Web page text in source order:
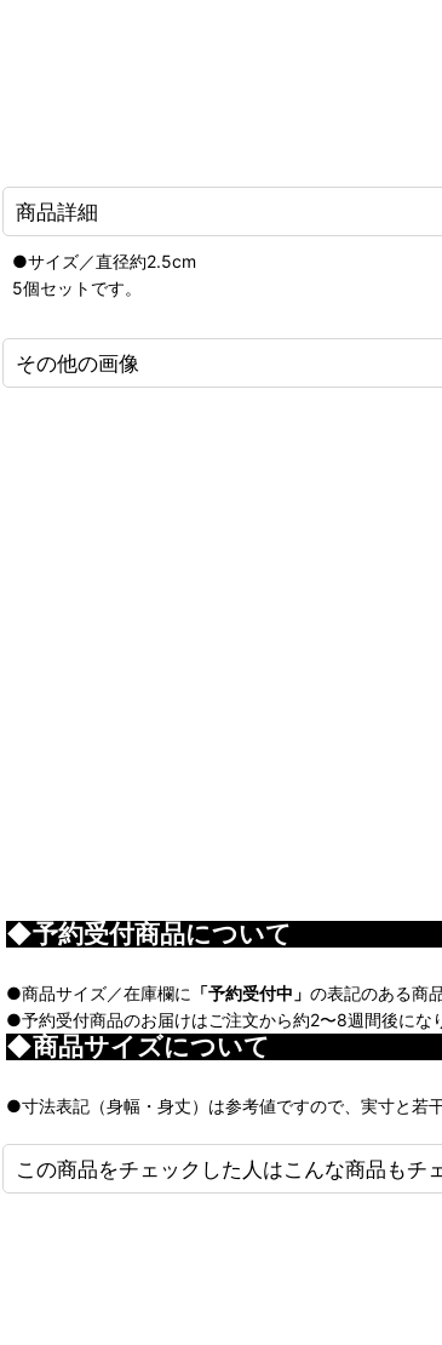
商品詳細
●サイズ／直径約2.5cm
5個セットです。
その他の画像
◆予約受付商品について
●商品サイズ／在庫欄に 「予約受付中」 の表記のある商
●予約受付商品のお届けはご注文から約2〜8週間後にな
◆商品サイズについて
●寸法表記（身幅・身丈）は参考値ですので、実寸と若
この商品をチェックした人はこんな商品もチ